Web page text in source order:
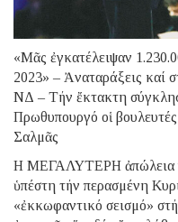
«Μᾶς ἐγκατέλειψαν
2023» – Ἀναταράξεις καί
ΝΔ – Τήν ἔκτακτη
Πρωθυπουργό οἱ
Σαλμᾶς
Η ΜΕΓΑΛΥΤΕΡΗ ἀπώλεια
ὑπέστη τήν περασμένη
«ἐκκωφαντικό σεισμό»